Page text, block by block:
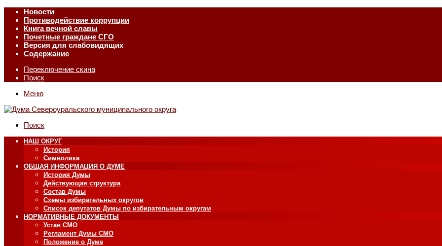
Новости
Противодействие коррупции
Книга вечной славы
Почетные граждане СГО
Версия для слабовидящих
Содержание
Переключение скина
Поиск
Меню
Поиск
НАШ ОКРУГ
История
Символика
ОБЩАЯ ИНФОРМАЦИЯ О ДУМЕ
История Думы
Действующая структура
Состав Думы
Схемы избирательных округов
Список депутатов Думы по избирательным округам
НОРМАТИВНЫЕ ДОКУМЕНТЫ
Устав СМО
Регламент Думы СМО
Положение о Думе